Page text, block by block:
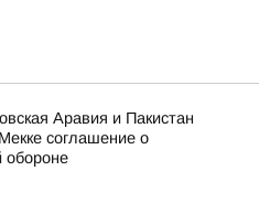
Аравия и Пакистан
соглашение о
обороне